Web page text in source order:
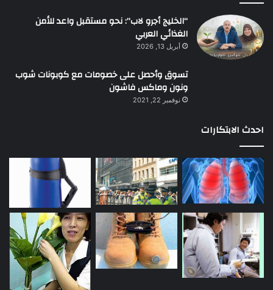
“الخليج أجرو لاب”: نحو مستقبل واعد للأمن
الغذائي العربي
أبريل 13, 2026
تسوق وأحصل على خصومات مع كوبونات شوب
ونون وماكس فاشون
نوفمبر 22, 2021
احدث الابتكارات